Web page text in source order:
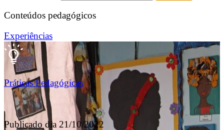
Conteúdos pedagógicos
Experiências
Práticas Pedagógicas
Publicado dia 21/10/2022